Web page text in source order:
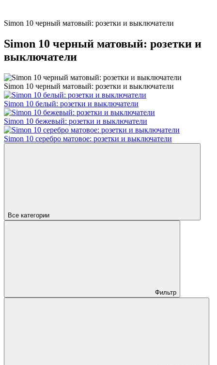
Simon 10 черный матовый: розетки и выключатели
Simon 10 черный матовый: розетки и
выключатели
Simon 10 черный матовый: розетки и выключатели
Simon 10 белый: розетки и выключатели
Simon 10 бежевый: розетки и выключатели
Simon 10 серебро матовое: розетки и выключатели
Все категории
Фильтр